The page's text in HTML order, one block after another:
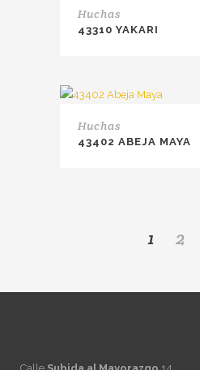
Huchas
43310 YAKARI
Huchas
43402 ABEJA MAYA
1 2